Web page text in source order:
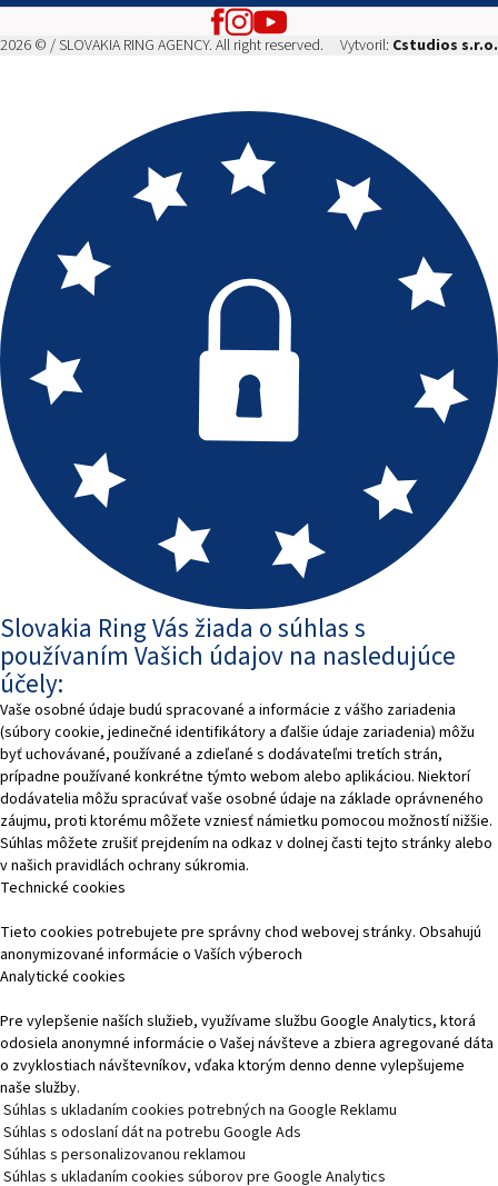
2026 © / SLOVAKIA RING AGENCY. All right reserved. Vytvoril: Cstudios s.r.o.
Slovakia Ring Vás žiada o súhlas s
používaním Vašich údajov na nasledujúce
účely:
Vaše osobné údaje budú spracované a informácie z vášho zariadenia
(súbory cookie, jedinečné identifikátory a ďalšie údaje zariadenia) môžu
byť uchovávané, používané a zdieľané s dodávateľmi tretích strán,
prípadne používané konkrétne týmto webom alebo aplikáciou. Niektorí
dodávatelia môžu spracúvať vaše osobné údaje na základe oprávneného
záujmu, proti ktorému môžete vzniesť námietku pomocou možností nižšie.
Súhlas môžete zrušiť prejdením na odkaz v dolnej časti tejto stránky alebo
v našich pravidlách ochrany súkromia.
Technické cookies
Tieto cookies potrebujete pre správny chod webovej stránky. Obsahujú
anonymizované informácie o Vaších výberoch
Analytické cookies
Pre vylepšenie naších služieb, využívame službu Google Analytics, ktorá
odosiela anonymné informácie o Vašej návšteve a zbiera agregované dáta
o zvyklostiach návštevníkov, vďaka ktorým denno denne vylepšujeme
naše služby.
Súhlas s ukladaním cookies potrebných na Google Reklamu
Súhlas s odoslaní dát na potrebu Google Ads
Súhlas s personalizovanou reklamou
Súhlas s ukladaním cookies súborov pre Google Analytics